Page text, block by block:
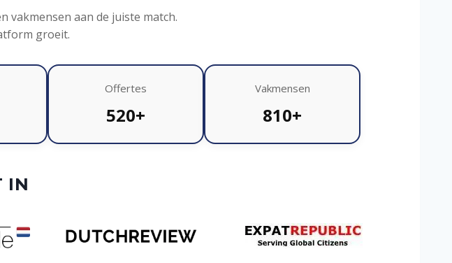
vakmensen aan de juiste match.
groeit.
Offertes
520+
Vakmensen
810+
IN